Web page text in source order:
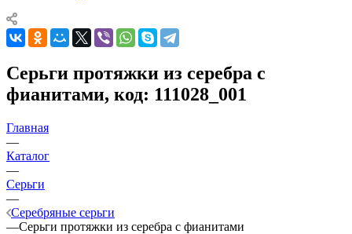
Серьги протяжки из серебра с
фианитами, код: 111028_001
Главная
—
Каталог
—
Серьги
—
Серебряные серьги
—Серьги протяжки из серебра с фианитами